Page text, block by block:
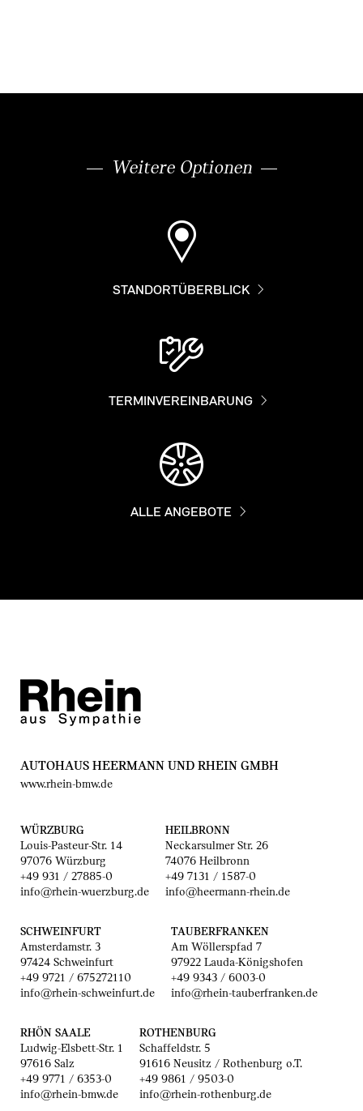
Weitere Optionen
STANDORTÜBERBLICK
TERMINVEREINBARUNG
ALLE ANGEBOTE
AUTOHAUS HEERMANN UND RHEIN GMBH
www.rhein-bmw.de
WÜRZBURG
Louis-Pasteur-Str. 14
97076 Würzburg
+49 931 / 27885-0
info@rhein-wuerzburg.de
HEILBRONN
Neckarsulmer Str. 26
74076 Heilbronn
+49 7131 / 1587-0
info@heermann-rhein.de
SCHWEINFURT
Amsterdamstr. 3
97424 Schweinfurt
+49 9721 / 675272110
info@rhein-schweinfurt.de
TAUBERFRANKEN
Am Wöllerspfad 7
97922 Lauda-Königshofen
+49 9343 / 6003-0
info@rhein-tauberfranken.de
RHÖN SAALE
Ludwig-Elsbett-Str. 1
97616 Salz
+49 9771 / 6353-0
info@rhein-bmw.de
ROTHENBURG
Schaffeldstr. 5
91616 Neusitz / Rothenburg o.T.
+49 9861 / 9503-0
info@rhein-rothenburg.de